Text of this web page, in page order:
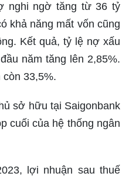
nghi ngờ tăng từ 36 tỷ
khả năng mất vốn cũng
Kết quả, tỷ lệ nợ xấu
năm tăng lên 2,85%.
33,5%.
sở hữu tại Saigonbank
cuối của hệ thống ngân
lợi nhuận sau thuế